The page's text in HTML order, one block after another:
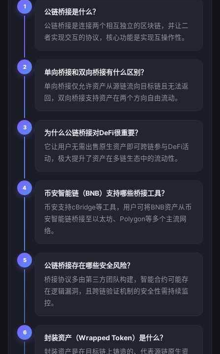
1
公链桥接是什么？
公链桥接是连接两个相互独立的区块链，并让二
者实现交互的协议，核心功能是实现互操作性。
2
单向桥接和双向桥接有什么区别？
单向桥接仅允许资产从源链流向目标链且无法返
回，双向桥接支持资产在两个方向自由流动。
3
为什么公链桥接对DeFi很重要？
它让用户无需出售原生资产即可跨链参与DeFi活
动，极大提升了资产在多链生态中的流动性。
4
币安智能链（BNB）支持哪些桥接工具？
币安支持cBridge等工具，用户可将BNB资产从币
安智能链桥接至以太坊、Polygon等多个主流网
络。
5
公链桥接存在哪些安全风险？
桥接协议多由第三方团队构建，智能合约可能存
在逻辑漏洞，且跨链验证机制的安全性需持续监
控。
6
封装资产（Wrapped Token）是什么？
封装资产是在目标链上铸造的、代表源链原生资